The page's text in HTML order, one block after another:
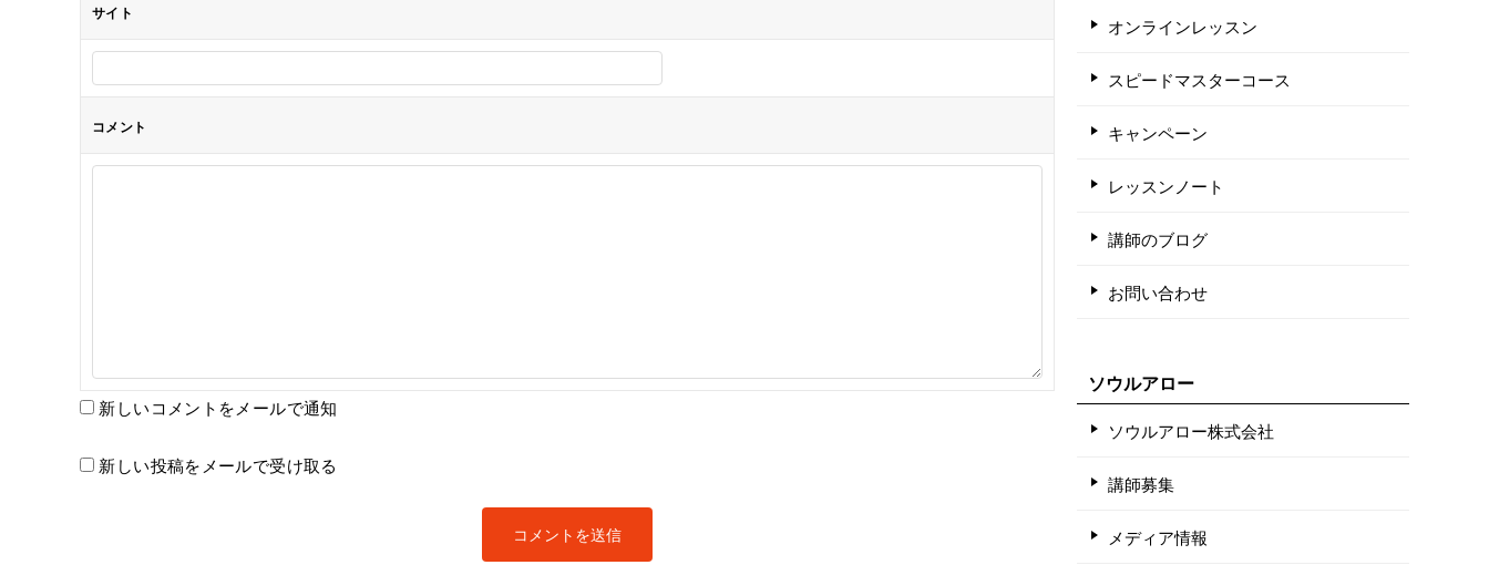
サイト
コメント
新しいコメントをメールで通知
新しい投稿をメールで受け取る
オンラインレッスン
スピードマスターコース
キャンペーン
レッスンノート
講師のブログ
お問い合わせ
ソウルアロー
ソウルアロー株式会社
講師募集
メディア情報